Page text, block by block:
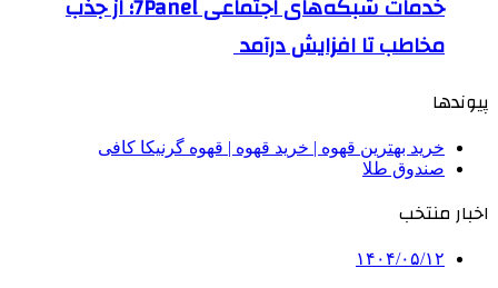
خدمات شبکه‌های اجتماعی 7Panel؛ از جذب
مخاطب تا افزایش درآمد
پیوندها
خرید بهترین قهوه | خرید قهوه | قهوه گرنیکا کافی
صندوق طلا
اخبار منتخب
۱۴۰۴/۰۵/۱۲